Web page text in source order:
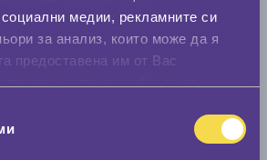
социални медии, рекламните си
за анализ, които може да я
предоставена им от Вас
MATADOR Hectorra 5 205/55 R16